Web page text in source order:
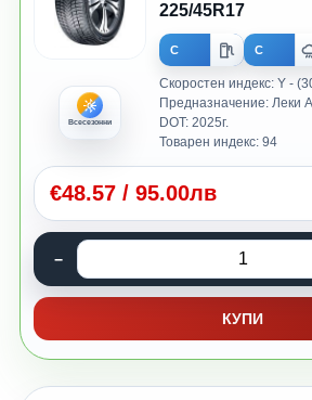
Всесезонни
225/45R17
C C
Скоростен индекс: Y -
Предназначение: Леки
DOT: 2025г.
Товарен индекс: 94
€48.57 / 95.00лв
КУПИ